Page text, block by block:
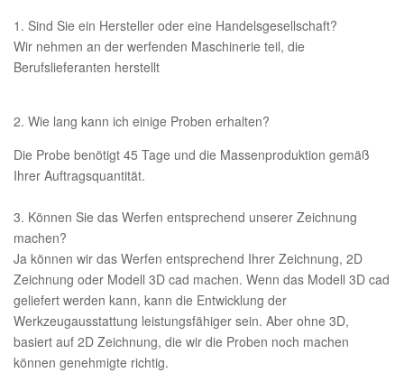
1. Sind Sie ein Hersteller oder eine Handelsgesellschaft?
Wir nehmen an der werfenden Maschinerie teil, die
Berufslieferanten herstellt
2. Wie lang kann ich einige Proben erhalten?
Die Probe benötigt 45 Tage und die Massenproduktion gemäß
Ihrer Auftragsquantität.
3. Können Sie das Werfen entsprechend unserer Zeichnung
machen?
Ja können wir das Werfen entsprechend Ihrer Zeichnung, 2D
Zeichnung oder Modell 3D cad machen. Wenn das Modell 3D cad
geliefert werden kann, kann die Entwicklung der
Werkzeugausstattung leistungsfähiger sein. Aber ohne 3D,
basiert auf 2D Zeichnung, die wir die Proben noch machen
können genehmigte richtig.